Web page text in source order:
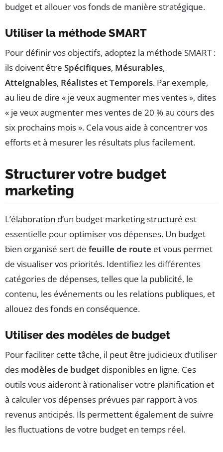
budget et allouer vos fonds de manière stratégique.
Utiliser la méthode SMART
Pour définir vos objectifs, adoptez la méthode SMART :
ils doivent être Spécifiques, Mésurables,
Atteignables, Réalistes etTemporels. Par exemple,
au lieu de dire « je veux augmenter mes ventes », dites
« je veux augmenter mes ventes de 20 % au cours des
six prochains mois ». Cela vous aide à concentrer vos
efforts et à mesurer les résultats plus facilement.
Structurer votre budget
marketing
L’élaboration d’un budget marketing structuré est
essentielle pour optimiser vos dépenses. Un budget
bien organisé sert de feuille de route et vous permet
de visualiser vos priorités. Identifiez les différentes
catégories de dépenses, telles que la publicité, le
contenu, les événements ou les relations publiques, et
allouez des fonds en conséquence.
Utiliser des modèles de budget
Pour faciliter cette tâche, il peut être judicieux d’utiliser
des modèles de budget disponibles en ligne. Ces
outils vous aideront à rationaliser votre planification et
à calculer vos dépenses prévues par rapport à vos
revenus anticipés. Ils permettent également de suivre
les fluctuations de votre budget en temps réel.